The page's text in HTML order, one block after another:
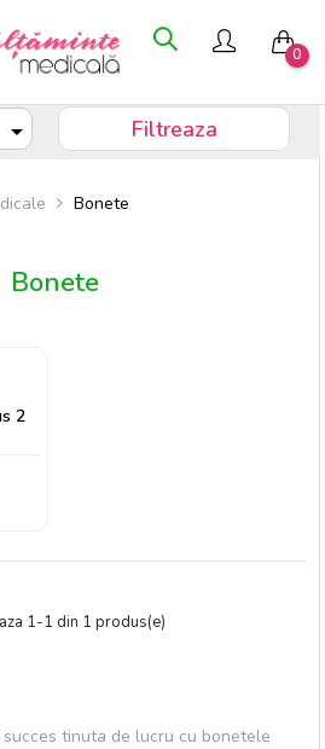
0
Bonete
Bonete

2
1-1 din 1 produs(e)
tinuta de lucru cu bonetele
Filtreaza